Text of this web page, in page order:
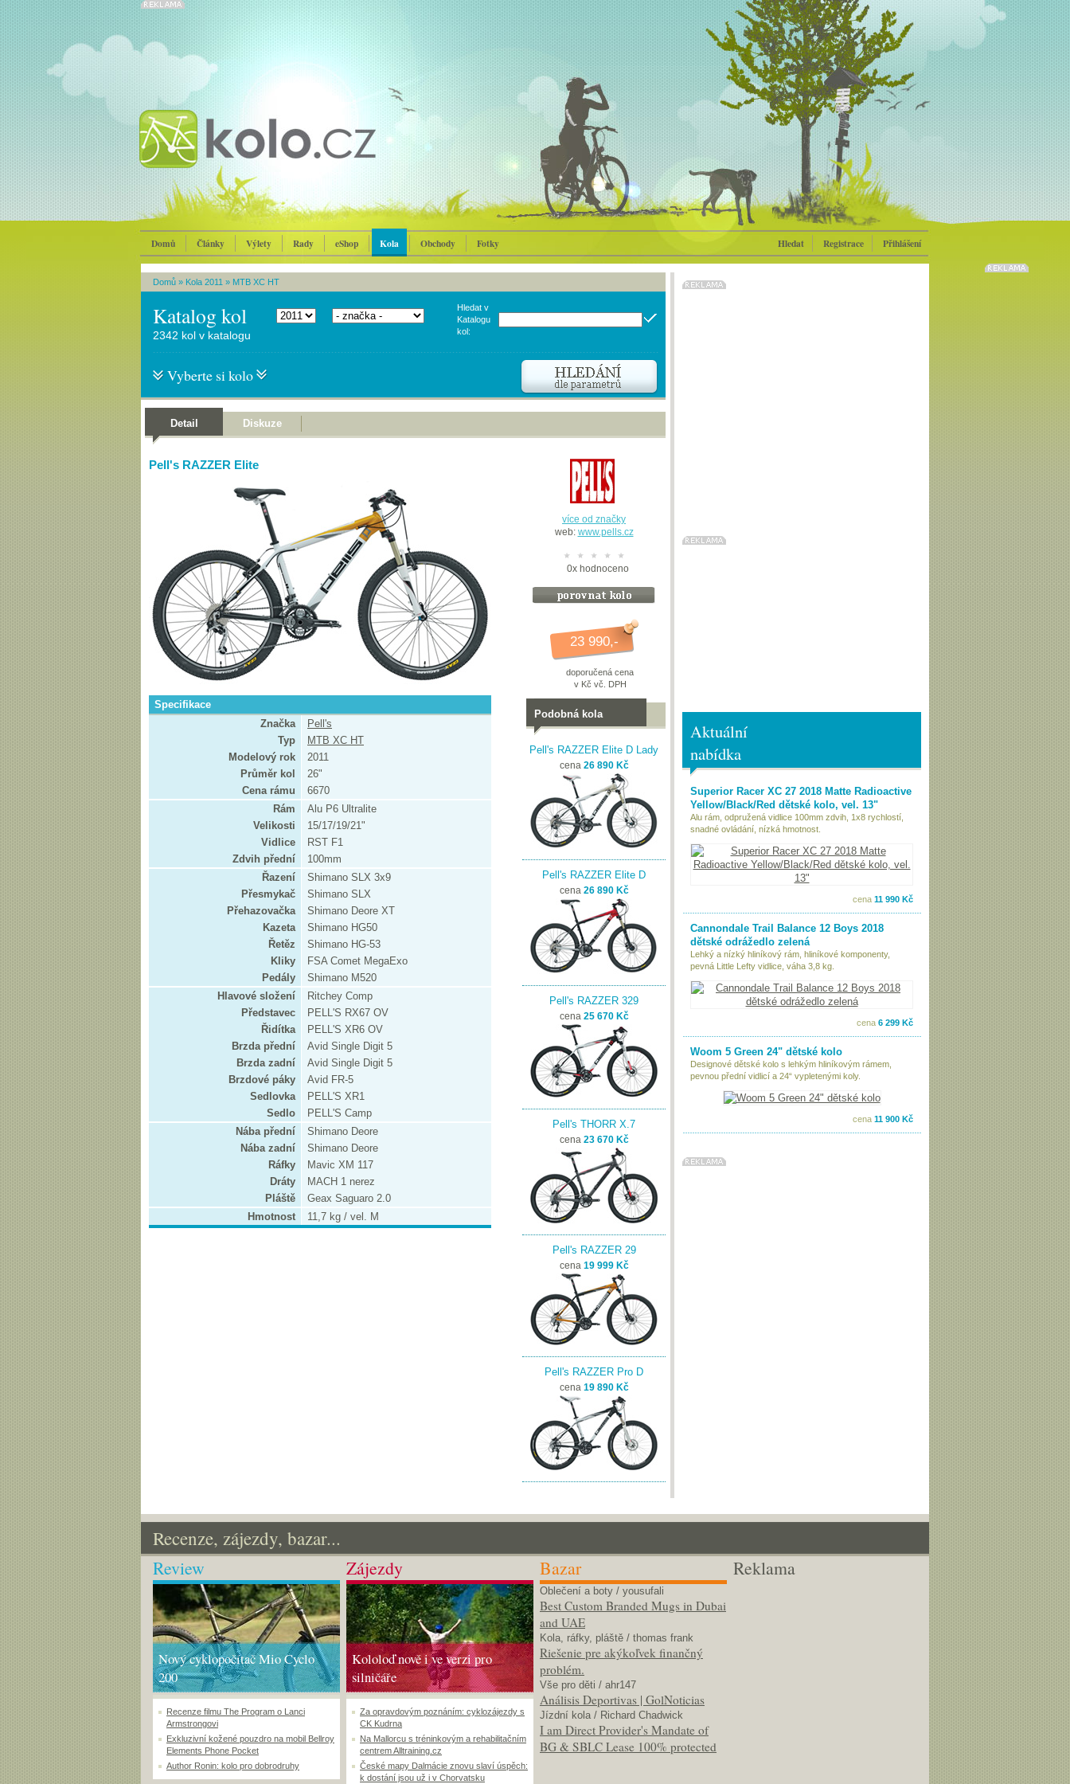
Domů Články Výlety Rady eShop Kola Obchody Fotky Hledat Registrace Přihlášení
Domů » Kola 2011 » MTB XC HT
Katalog kol
Hledat v
Katalogu
kol:
2342 kol v katalogu
Vyberte si kolo
Detail Diskuze
Pell's RAZZER Elite
Specifikace
Značka
Pell's
Typ
MTB XC HT
Modelový rok
2011
Průměr kol
26"
Cena rámu
6670
Rám
Alu P6 Ultralite
Velikosti
15/17/19/21"
Vidlice
RST F1
Zdvih přední
100mm
Řazení
Shimano SLX 3x9
Přesmykač
Shimano SLX
Přehazovačka
Shimano Deore XT
Kazeta
Shimano HG50
Řetěz
Shimano HG-53
Kliky
FSA Comet MegaExo
Pedály
Shimano M520
Hlavové složení
Ritchey Comp
Představec
PELL'S RX67 OV
Řidítka
PELL'S XR6 OV
Brzda přední
Avid Single Digit 5
Brzda zadní
Avid Single Digit 5
Brzdové páky
Avid FR-5
Sedlovka
PELL'S XR1
Sedlo
PELL'S Camp
Nába přední
Shimano Deore
Nába zadní
Shimano Deore
Ráfky
Mavic XM 117
Dráty
MACH 1 nerez
Pláště
Geax Saguaro 2.0
Hmotnost
11,7 kg / vel. M
více od značky
web: www.pells.cz
0xhodnoceno
23 990,-
doporučená cena
v Kč vč. DPH
Podobná kola
Pell's RAZZER Elite D Lady
cena 26 890 Kč
Pell's RAZZER Elite D
cena 26 890 Kč
Pell's RAZZER 329
cena 25 670 Kč
Pell's THORR X.7
cena 23 670 Kč
Pell's RAZZER 29
cena 19 999 Kč
Pell's RAZZER Pro D
cena 19 890 Kč
Aktuální
nabídka
Superior Racer XC 27 2018 Matte Radioactive
Yellow/Black/Red dětské kolo, vel. 13"
Alu rám, odpružená vidlice 100mm zdvih, 1x8 rychlostí,
snadné ovládání, nízká hmotnost.
cena 11 990 Kč
Cannondale Trail Balance 12 Boys 2018
dětské odrážedlo zelená
Lehký a nízký hliníkový rám, hliníkové komponenty,
pevná Little Lefty vidlice, váha 3,8 kg.
cena 6 299 Kč
Woom 5 Green 24" dětské kolo
Designové dětské kolo s lehkým hliníkovým rámem,
pevnou přední vidlicí a 24“ vypletenými koly.
cena 11 900 Kč
Recenze, zájezdy, bazar...
Review
Nový cyklopočítač Mio Cyclo
200
Recenze filmu The Program o Lanci
Armstrongovi
Exkluzivní kožené pouzdro na mobil Bellroy
Elements Phone Pocket
Author Ronin: kolo pro dobrodruhy
Zájezdy
Kololoď nově i ve verzi pro
silničáře
Za opravdovým poznáním: cyklozájezdy s
CK Kudrna
Na Mallorcu s tréninkovým a rehabilitačním
centrem Alltraining.cz
České mapy Dalmácie znovu slaví úspěch:
k dostání jsou už i v Chorvatsku
Bazar
Oblečení a boty / yousufali
Best Custom Branded Mugs in Dubai
and UAE
Kola, ráfky, pláště / thomas frank
Riešenie pre akýkoľvek finančný
problém.
Vše pro děti / ahr147
Análisis Deportivas | GolNoticias
Jízdní kola / Richard Chadwick
I am Direct Provider's Mandate of
BG & SBLC Lease 100% protected
Reklama